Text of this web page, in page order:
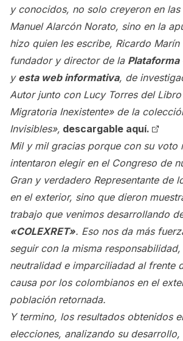
y conocidos, no solo creyeron en
Manuel Alarcón Norato, sino en la
hizo quien les escribe, Ricardo Marín
fundador y director de la Plataforma
y esta web informativa, de
Autor junto con Lucy Torres del Libro
Migratoria Inexistente» de la
Invisibles», descargable aquí.
Mil y mil gracias porque con su voto
intentaron elegir en el Congreso de
Gran y verdadero Representante de
en el exterior, sino que dieron
trabajo que venimos desarrollando
«COLEXRET». Eso nos da más
seguir con la misma
neutralidad e imparciliadad al frente
causa por los colombianos en el
población retornada.
Y termino, los resultados obtenidos
elecciones, analizando su